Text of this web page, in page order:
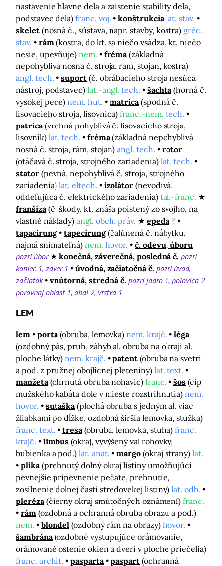
nastavenie hlavne dela a zaistenie stability dela,
podstavec dela) franc. voj. konštrukcia lat. stav.
skelet (nosná č., sústava, napr. stavby, kostra) gréc.
stav.
rám (kostra, do kt. sa niečo vsádza, kt. niečo
nesie, upevňuje) nem. fréma (základná
nepohyblivá nosná č. stroja, rám, stojan, kostra)
angl. tech.
suport (č. obrábacieho stroja nesúca
nástroj, podstavec) lat.-angl. tech. šachta (horná č.
vysokej pece) nem. hut. matrica (spodná č.
lisovacieho stroja, lisovnica) franc.-nem. tech.
patrica (vrchná pohyblivá č. lisovacieho stroja,
lisovník) lat. tech. fréma (základná nepohyblivá
nosná č. stroja, rám, stojan) angl. tech.
rotor
(otáčavá č. stroja, strojného zariadenia) lat. tech.
stator (pevná, nepohyblivá č. stroja, strojného
zariadenia) lat. eltech. izolátor (nevodivá,
oddeľujúca č. elektrického zariadenia) tal.-franc.
franšíza (č. škody, kt. znáša poistený zo svojho, na
vlastné náklady) angl. obch. práv. epeda ?
tapacírung
tapecírung (čalúnená č. nábytku,
najmä snímateľná) nem. hovor.
č. odevu, úboru
pozri úbor konečná, záverečná, posledná č. pozri
koniec 1 záver 1 úvodná, začiatočná č. pozri úvod
začiatok
vnútorná, stredná č. pozri jadro 1 polovica 2
porovnajoblasť 1 obal 2 vrstva 1
LEM
lem porta (obruba, lemovka) nem. krajč.
léga
(ozdobný pás, pruh, záhyb al. obruba na okraji al.
ploche látky) nem. krajč. patent (obruba na svetri
a pod. z pružnej obojlícnej pleteniny) lat. text.
manžeta (ohrnutá obruba nohavíc) franc. šos (cíp
mužského kabáta dole v mieste rozstrihnutia) nem.
hovor.
sutaška (plochá obruba s jedným al. viac
žliabkami po dĺžke, ozdobná širšia lemovka, stužka)
franc. text.
tresa (obruba, lemovka, stuha) franc.
krajč.
limbus (okraj, vyvýšený val rohovky,
bubienka a pod.) lat. anat. margo (okraj strany) lat.
plika (prehnutý dolný okraj listiny umožňujúci
pevnejšie pripevnenie pečate, prehnutie,
zosilnenie dolnej časti stredovekej listiny) lat. odb.
pleréza (čierny okraj smútočných oznámení) franc.
rám (ozdobná a ochranná obruba obrazu a pod.)
nem.
blondel (ozdobný rám na obrazy) hovor.
šambrána (ozdobné vystupujúce orámovanie,
orámované ostenie okien a dverí v ploche priečelia)
franc. archit.
pasparta paspart (ochranná